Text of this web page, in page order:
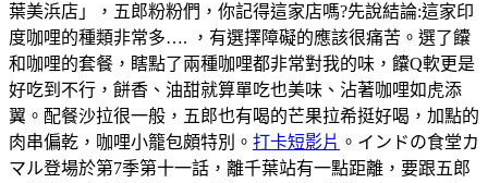
葉美浜店」，五郎粉粉們，你記得這家店嗎?先說結論:這家印
度咖哩的種類非常多…. ，有選擇障礙的應該很痛苦。選了饢
和咖哩的套餐，瞎點了兩種咖哩都非常對我的味，饢Q軟更是
好吃到不行，餅香、油甜就算單吃也美味、沾著咖哩如虎添
翼。配餐沙拉很一般，五郎也有喝的芒果拉希挺好喝，加點的
肉串偏乾，咖哩小籠包頗特別。 打卡短影片 。インドの食堂カ
マル登場於第7季第十一話，離千葉站有一點距離，要跟五郎